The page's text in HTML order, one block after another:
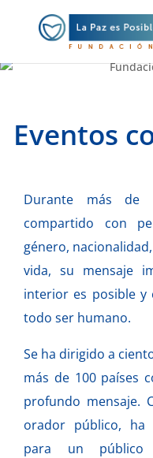
Eventos
Durante más de
compartido con
género,
vida, su mensaje
interior es posible y
todo ser humano.
Se ha dirigido a
más de 100 países
profundo mensaje.
orador público, ha
para un público